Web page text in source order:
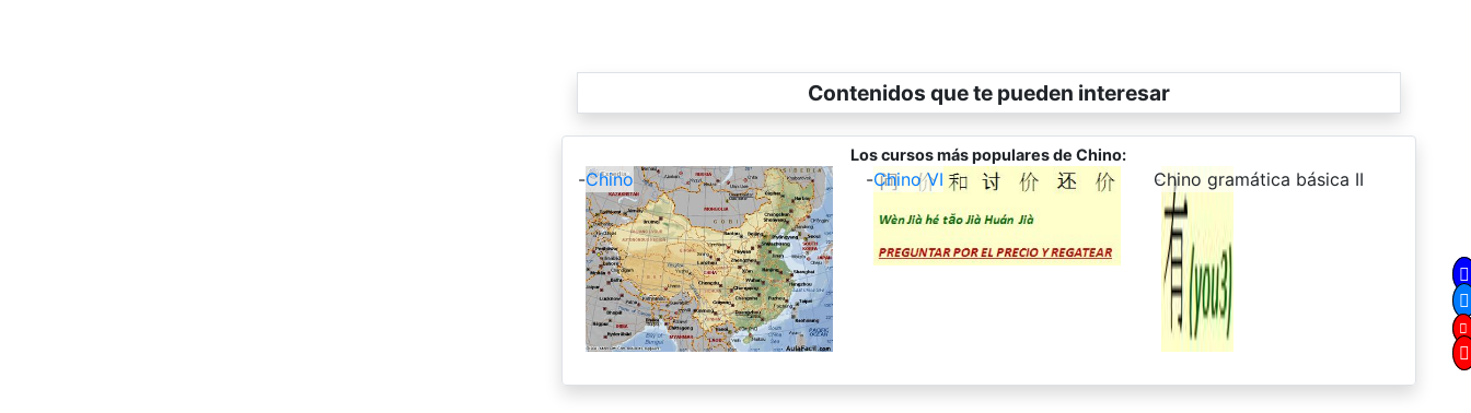
Contenidos que te pueden interesar
Los cursos más populares de Chino:
-Chino -Chino VI -
Chino gramática básica II